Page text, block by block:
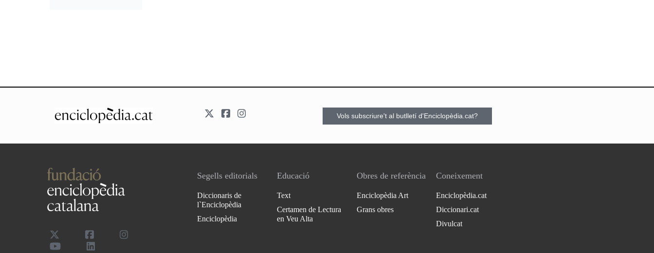
Vols subscriure't al butlletí d'Enciclopèdia.cat?
Segells editorials
Diccionaris de
l`Enciclopèdia
Enciclopèdia
Educació
Text
Certamen de Lectura
en Veu Alta
Obres de referència
Enciclopèdia Art
Grans obres
Coneixement
Enciclopèdia.cat
Diccionari.cat
Divulcat